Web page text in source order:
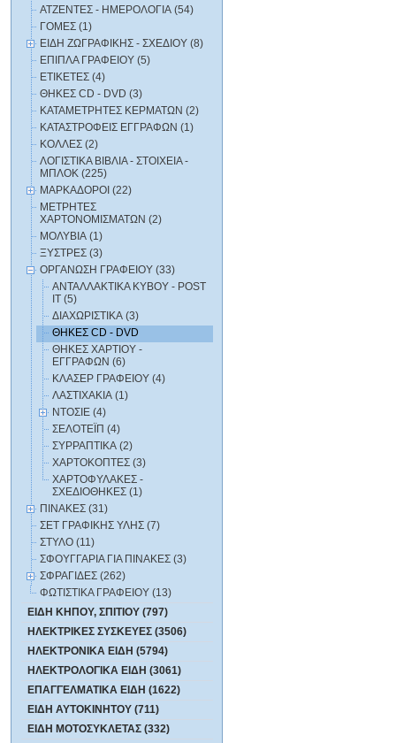
ΑΤΖΕΝΤΕΣ - ΗΜΕΡΟΛΟΓΙΑ (54)
ΓΟΜΕΣ (1)
ΕΙΔΗ ΖΩΓΡΑΦΙΚΗΣ - ΣΧΕΔΙΟΥ (8)
ΕΠΙΠΛΑ ΓΡΑΦΕΙΟΥ (5)
ΕΤΙΚΕΤΕΣ (4)
ΘΗΚΕΣ CD - DVD (3)
ΚΑΤΑΜΕΤΡΗΤΕΣ ΚΕΡΜΑΤΩΝ (2)
ΚΑΤΑΣΤΡΟΦΕΙΣ ΕΓΓΡΑΦΩΝ (1)
ΚΟΛΛΕΣ (2)
ΛΟΓΙΣΤΙΚΑ BIBΛΙΑ - ΣΤΟΙΧΕΙΑ -
ΜΠΛΟΚ (225)
ΜΑΡΚΑΔΟΡΟΙ (22)
ΜΕΤΡΗΤΕΣ
ΧΑΡΤΟΝΟΜΙΣΜΑΤΩΝ (2)
ΜΟΛΥΒΙΑ (1)
ΞΥΣΤΡΕΣ (3)
ΟΡΓΑΝΩΣΗ ΓΡΑΦΕΙΟΥ (33)
ΑΝΤΑΛΛΑΚΤΙΚΑ ΚΥΒΟΥ - POST
IT (5)
ΔΙΑΧΩΡΙΣΤΙΚΑ (3)
ΘΗΚΕΣ CD - DVD
ΘΗΚΕΣ ΧΑΡΤΙΟΥ -
ΕΓΓΡΑΦΩΝ (6)
ΚΛΑΣΕΡ ΓΡΑΦΕΙΟΥ (4)
ΛΑΣΤΙΧΑΚΙΑ (1)
ΝΤΟΣΙΕ (4)
ΣΕΛΟΤΕΪΠ (4)
ΣΥΡΡΑΠΤΙΚΑ (2)
ΧΑΡΤΟΚΟΠΤΕΣ (3)
ΧΑΡΤΟΦΥΛΑΚΕΣ -
ΣΧΕΔΙΟΘΗΚΕΣ (1)
ΠΙΝΑΚΕΣ (31)
ΣΕΤ ΓΡΑΦΙΚΗΣ ΥΛΗΣ (7)
ΣΤΥΛΟ (11)
ΣΦΟΥΓΓΑΡΙΑ ΓΙΑ ΠΙΝΑΚΕΣ (3)
ΣΦΡΑΓΙΔΕΣ (262)
ΦΩΤΙΣΤΙΚΑ ΓΡΑΦΕΙΟΥ (13)
ΕΙΔΗ ΚΗΠΟΥ, ΣΠΙΤΙΟΥ (797)
ΗΛΕΚΤΡΙΚΕΣ ΣΥΣΚΕΥΕΣ (3506)
ΗΛΕΚΤΡΟΝΙΚΑ ΕΙΔΗ (5794)
ΗΛΕΚΤΡΟΛΟΓΙΚΑ ΕΙΔΗ (3061)
ΕΠΑΓΓΕΛΜΑΤΙΚΑ ΕΙΔΗ (1622)
ΕΙΔΗ ΑΥΤΟΚΙΝΗΤΟΥ (711)
ΕΙΔΗ ΜΟΤΟΣΥΚΛΕΤΑΣ (332)